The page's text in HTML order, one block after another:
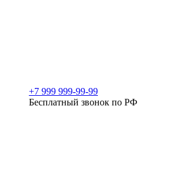
+7 999 999-99-99
Бесплатный звонок по РФ